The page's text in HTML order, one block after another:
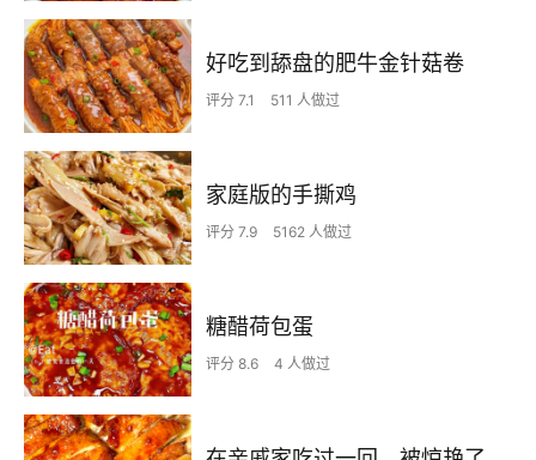
好吃到舔盘的肥牛金针菇卷
评分 7.1 511 人做过
家庭版的手撕鸡
评分 7.9 5162 人做过
糖醋荷包蛋
评分 8.6 4 人做过